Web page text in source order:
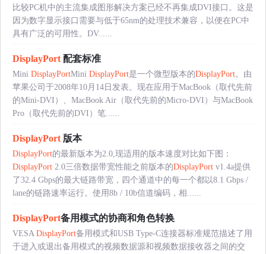
比较PC机中的主流集成图形解决方案已经不再集成DVI接口。这是
因为数字显示接口需要与低于65nm的处理技术兼容，以便在PC中
具有广泛的可用性。DV......
DisplayPort 配套标准
Mini DisplayPortMini DisplayPort是一个微型版本的DisplayPort。由
苹果公司于2008年10月14日发表。现在应用于MacBook（取代先前
的Mini-DVI）、MacBook Air（取代先前的Micro-DVI）与MacBook
Pro（取代先前的DVI）笔......
DisplayPort 版本
DisplayPort的最新版本为2.0,现适用的版本速度对比如下图：
DisplayPort 2.0三倍数据带宽性能之前版本的DisplayPort v1.4a提供
了32.4 Gbps的最大链路带宽，四个通道中的每一个都以8.1 Gbps /
lane的链路速率运行。使用8b / 10b信道编码，相......
DisplayPort备用模式的协商和角色转换
VESA DisplayPort备用模式和USB Type-C连接器标准规范描述了用
于进入或退出备用模式的视频数据源和视频数据接收器之间的交